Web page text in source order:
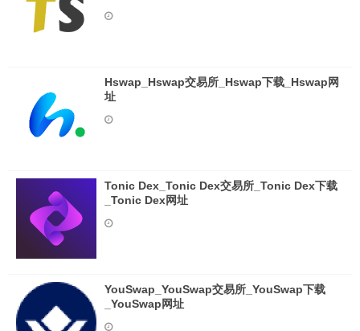
Hswap_Hswap交易所_Hswap下载_Hswap网
址
Tonic Dex_Tonic Dex交易所_Tonic Dex下载
_Tonic Dex网址
YouSwap_YouSwap交易所_YouSwap下载
_YouSwap网址